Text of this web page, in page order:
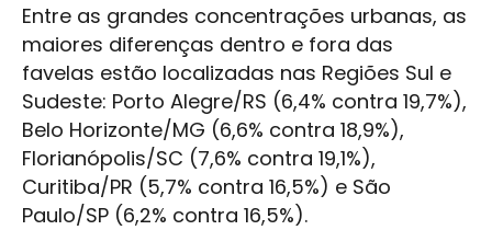
Entre as grandes concentrações urbanas, as
maiores diferenças dentro e fora das
favelas estão localizadas nas Regiões Sul e
Sudeste: Porto Alegre/RS (6,4% contra 19,7%),
Belo Horizonte/MG (6,6% contra 18,9%),
Florianópolis/SC (7,6% contra 19,1%),
Curitiba/PR (5,7% contra 16,5%) e São
Paulo/SP (6,2% contra 16,5%).